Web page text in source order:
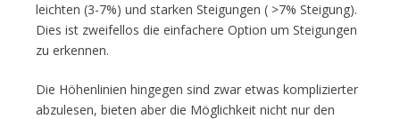
leichten (3-7%) und starken Steigungen ( >7% Steigung).
Dies ist zweifellos die einfachere Option um Steigungen
zu erkennen.
Die Höhenlinien hingegen sind zwar etwas komplizierter
abzulesen, bieten aber die Möglichkeit nicht nur den